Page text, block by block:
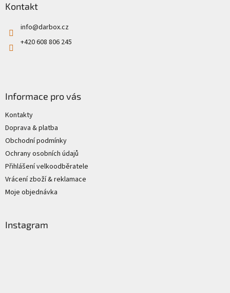
Kontakt
info@darbox.cz
+420 608 806 245
Informace pro vás
Kontakty
Doprava & platba
Obchodní podmínky
Ochrany osobních údajů
Přihlášení velkoodběratele
Vrácení zboží & reklamace
Moje objednávka
Instagram